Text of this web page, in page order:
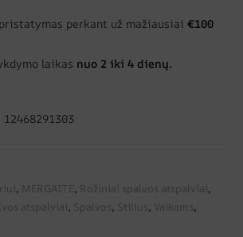
perkant už mažiausiai€100
laikas nuo 2 iki 4 dienų.
, MERGAITĖ, Rožiniai spalvos atspalviai,
atspalviai, Spalvos , Stilius , Vaikams ,